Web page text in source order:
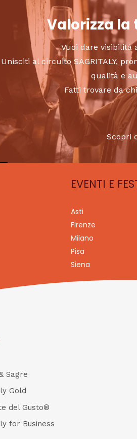
Valorizza
Vuoi dare visibilità
Unisciti al circuito SAGRITALY,
qualità e
Fatti trovare da
Scopri
EVENTI E
Asti
Firenze
Milano
Pisa
Siena
Sagre
Gold
del Gusto®
for Business